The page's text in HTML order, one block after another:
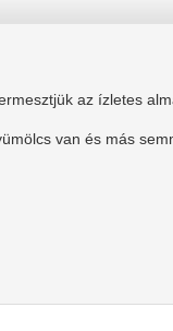
az ízletes
van és más